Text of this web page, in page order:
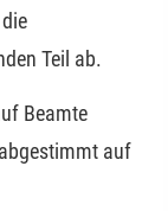
Teil ab.
Beamte
auf